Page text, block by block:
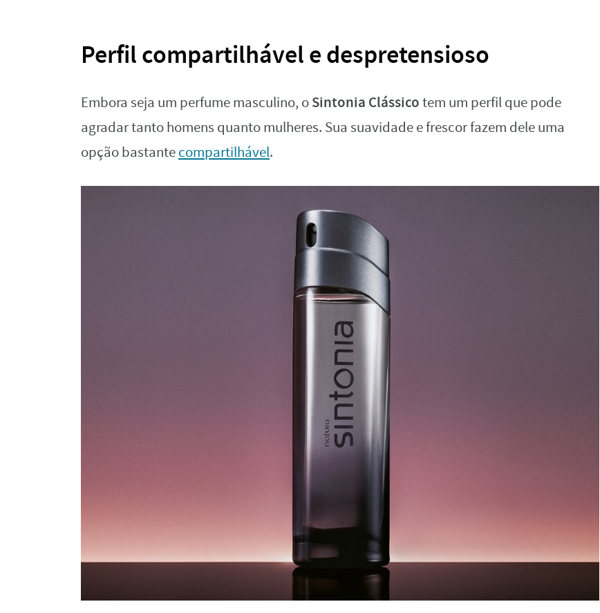
Perfil compartilhável e despretensioso
Embora seja um perfume masculino, oSintonia Clássicotem um perfil que pode
agradar tanto homens quanto mulheres. Sua suavidade e frescor fazem dele uma
opção bastantecompartilhável.